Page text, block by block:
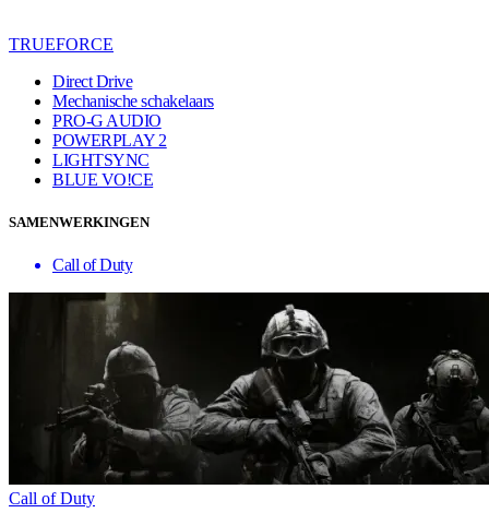
TRUEFORCE
Direct Drive
Mechanische schakelaars
PRO-G AUDIO
POWERPLAY 2
LIGHTSYNC
BLUE VO!CE
SAMENWERKINGEN
Call of Duty
Call of Duty